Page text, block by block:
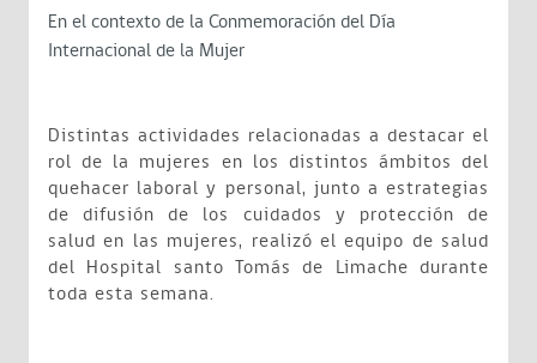
En el contexto de la Conmemoración del Día
Internacional de la Mujer
Distintas actividades relacionadas a destacar el
rol de la mujeres en los distintos ámbitos del
quehacer laboral y personal, junto a estrategias
de difusión de los cuidados y protección de
salud en las mujeres, realizó el equipo de salud
del Hospital santo Tomás de Limache durante
toda esta semana.